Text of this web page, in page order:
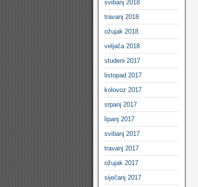
svibanj 2018
travanj 2018
ožujak 2018
veljača 2018
studeni 2017
listopad 2017
kolovoz 2017
srpanj 2017
lipanj 2017
svibanj 2017
travanj 2017
ožujak 2017
siječanj 2017